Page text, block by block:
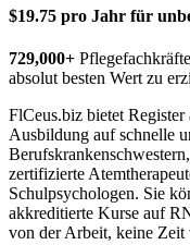
$19.75 pro Jahr für
729,000+
absolut besten Wert zu
FlCeus.biz bietet Register
Ausbildung auf schnelle
zertifizierte
Schulpsychologen. Sie
akkreditierte Kurse auf
von der Arbeit, keine